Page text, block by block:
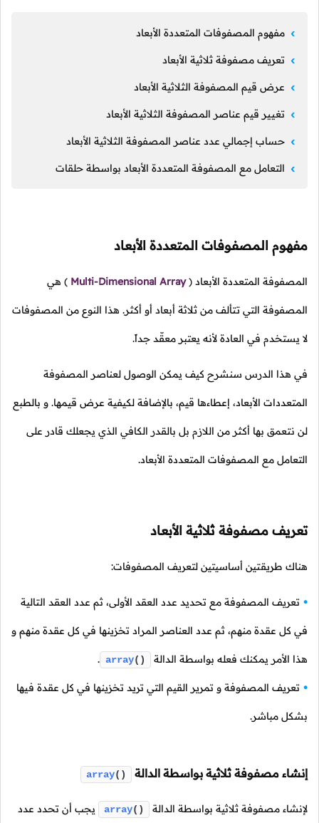
مفهوم المصفوفات المتعددة الأبعاد
تعريف مصفوفة ثلاثية الأبعاد
عرض قيم المصفوفة الثلاثية الأبعاد
تغيير قيم عناصر المصفوفة الثلاثية الأبعاد
حساب إجمالي عدد عناصر المصفوفة الثلاثية الأبعاد
التعامل مع المصفوفة المتعددة الأبعاد بواسطة حلقات
مفهوم المصفوفات المتعددة الأبعاد
المصفوفة المتعددة الأبعاد (
Multi-Dimensional Array
) هي
المصفوفة التي تتألف من ثلاثة أبعاد أو أكثر. هذا النوع من المصفوفات
لا يستخدم في العادة لأنه يعتبر معقّد جداً.
في هذا الدرس سنشرح كيف يمكن الوصول لعناصر المصفوفة
المتعددات الأبعاد، إعطاءها قيم، بالإضافة لكيفية عرض قيمها. و بالطبع
لن نتعمق بها أكثر من اللازم بل بالقدر الكافي الذي يجعلك قادر على
التعامل مع المصفوفات المتعددة الأبعاد.
تعريف مصفوفة ثلاثية الأبعاد
هناك طريقتين أساسيتين لتعريف المصفوفات:
تعريف المصفوفة مع تحديد عدد العقد الأولى، ثم عدد العقد التالية
في كل عقدة منهم، ثم عدد العناصر المراد تخزينها في كل عقدة منهم و
هذا الأمر يمكنك فعله بواسطة الدالة array()
.
تعريف المصفوفة و تمرير القيم التي تريد تخزينها في كل عقدة فيها
بشكل مباشر.
إنشاء مصفوفة ثلاثية بواسطة الدالة array()
لإنشاء مصفوفة ثلاثية بواسطة الدالة array() يجب أن تحدد عدد